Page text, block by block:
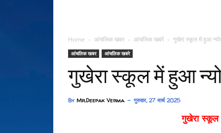
Home आंचलिक खबर आंचलिक खबरे गुखेरा स्कूल में हुआ
आंचलिक खबर आंचलिक खबरे
गुखेरा स्कूल में हुआ
By Mr.Deepak Verma गुरुवार, 27 मार्च 2025
गुखेरा स्कूल